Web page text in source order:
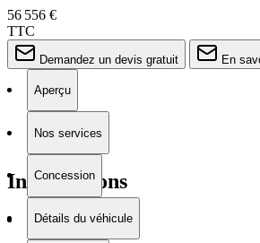
56 556 €
TTC
Demandez un devis gratuit En
Aperçu
Nos services
Concession
Détails du véhicule
Informations